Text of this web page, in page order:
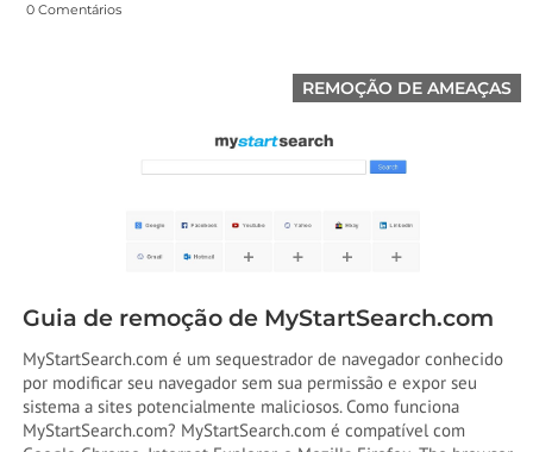
0 Comentários
REMOÇÃO DE AMEAÇAS
Guia de remoção de MyStartSearch.com
MyStartSearch.com é um sequestrador de navegador conhecido
por modificar seu navegador sem sua permissão e expor seu
sistema a sites potencialmente maliciosos. Como funciona
MyStartSearch.com? MyStartSearch.com é compatível com